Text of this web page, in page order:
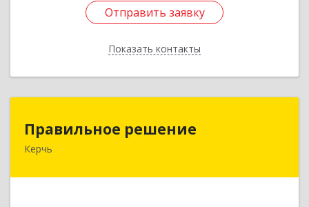
Отправить заявку
Показать контакты
Отправить заявку
Назад
Правильное решение
Керчь298330, Крым Респ, Керчь г, Адмиралтейский